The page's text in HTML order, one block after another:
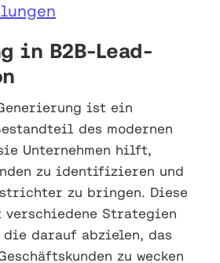
in B2B-Lead-
ist ein
des modernen
Unternehmen hilft,
zu identifizieren und
zu bringen. Diese
verschiedene Strategien
die darauf abzielen, das
zu wecken